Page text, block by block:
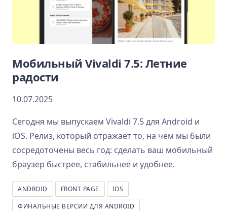
Мобильный Vivaldi 7.5: Летние
радости
10.07.2025
Сегодня мы выпускаем Vivaldi 7.5 для Android и
iOS. Релиз, который отражает то, на чём мы были
сосредоточены весь год: сделать ваш мобильный
браузер быстрее, стабильнее и удобнее.
ANDROID FRONT PAGE
IOS
ФИНАЛЬНЫЕ ВЕРСИИ ДЛЯ ANDROID